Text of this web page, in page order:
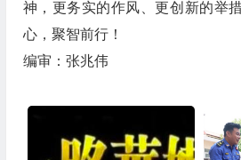
神，更务实的作风、更创新的举
心，聚智前行！
编审：张兆伟